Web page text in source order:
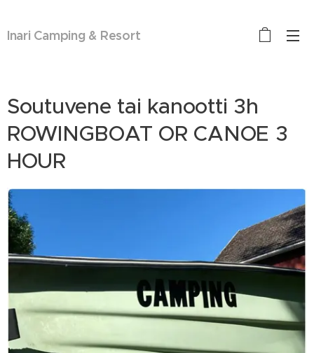
Inari Camping & Resort
Soutuvene tai kanootti 3h
ROWINGBOAT OR CANOE 3
HOUR